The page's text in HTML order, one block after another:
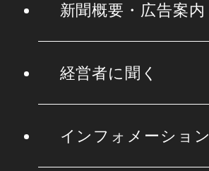
新聞概要・広告案内
経営者に聞く
インフォメーション